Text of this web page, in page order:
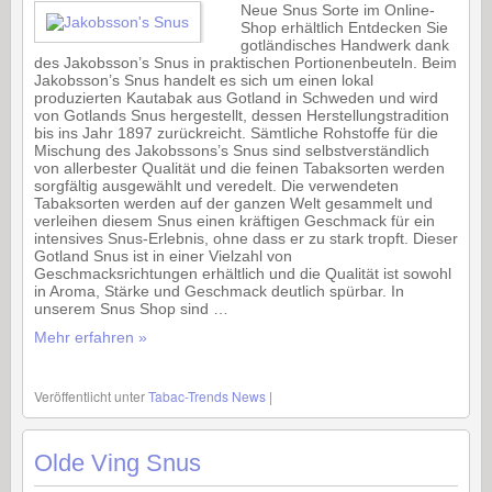
Neue Snus Sorte im Online-
Shop erhältlich Entdecken Sie
gotländisches Handwerk dank
des Jakobsson’s Snus in praktischen Portionenbeuteln. Beim
Jakobsson’s Snus handelt es sich um einen lokal
produzierten Kautabak aus Gotland in Schweden und wird
von Gotlands Snus hergestellt, dessen Herstellungstradition
bis ins Jahr 1897 zurückreicht. Sämtliche Rohstoffe für die
Mischung des Jakobssons’s Snus sind selbstverständlich
von allerbester Qualität und die feinen Tabaksorten werden
sorgfältig ausgewählt und veredelt. Die verwendeten
Tabaksorten werden auf der ganzen Welt gesammelt und
verleihen diesem Snus einen kräftigen Geschmack für ein
intensives Snus-Erlebnis, ohne dass er zu stark tropft. Dieser
Gotland Snus ist in einer Vielzahl von
Geschmacksrichtungen erhältlich und die Qualität ist sowohl
in Aroma, Stärke und Geschmack deutlich spürbar. In
unserem Snus Shop sind …
Mehr erfahren »
Veröffentlicht unterTabac-Trends News |
Olde Ving Snus